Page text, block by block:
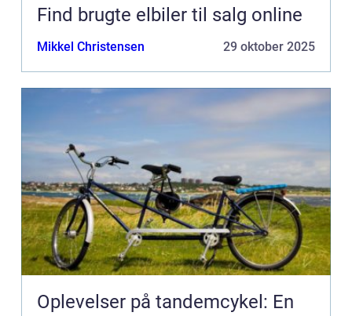
Find brugte elbiler til salg online
Mikkel Christensen 29 oktober 2025
Oplevelser på tandemcykel: En